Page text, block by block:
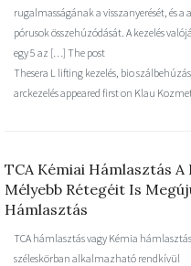
rugalmasságának a visszanyerését, és a a
pórusok összehúzódását. A kezelés
egy 5 az […] The post
Thesera L lifting kezelés, bio
arckezelés appeared first on Klau
TCA Kémiai Hámlasztás A
Mélyebb Rétegéit Is
Hámlasztás
TCA hámlasztás vagy Kémia
széleskörban alkalmazható rendkívül